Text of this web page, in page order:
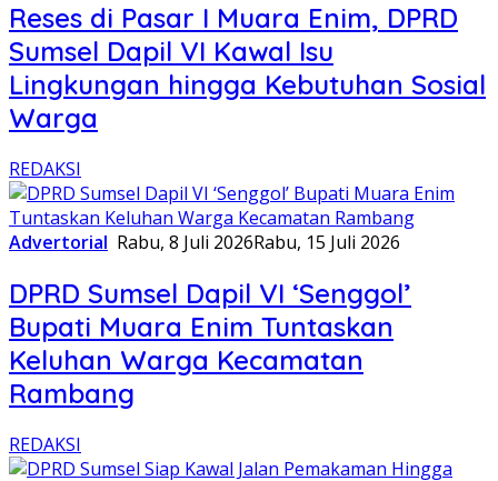
Reses di Pasar I Muara Enim, DPRD
Sumsel Dapil VI Kawal Isu
Lingkungan hingga Kebutuhan Sosial
Warga
REDAKSI
Advertorial Rabu, 8 Juli 2026Rabu, 15 Juli 2026
DPRD Sumsel Dapil VI ‘Senggol’
Bupati Muara Enim Tuntaskan
Keluhan Warga Kecamatan
Rambang
REDAKSI